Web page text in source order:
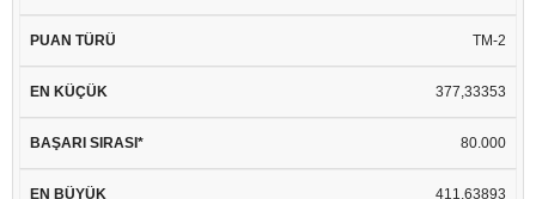
TM-2
377,33353
80.000
411,63893